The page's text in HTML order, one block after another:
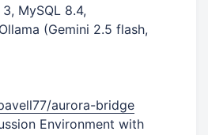
MySQL 8.4,
(Gemini 2.5 flash,
aurora-bridge
Environment with